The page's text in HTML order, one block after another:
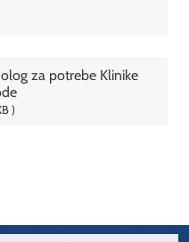
za potrebe Klinike